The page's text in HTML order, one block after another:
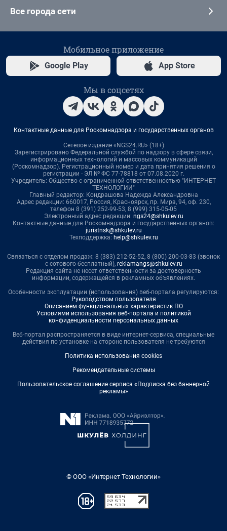
Все города сети
Мобильное приложение
Google Play App Store
Мы в соцсетях
Контактные данные для Роскомнадзора и государственных органов
Сетевое издание «NGS24.RU» (18+)
Зарегистрировано Федеральной службой по надзору в сфере связи,
информационных технологий и массовых коммуникаций
(Роскомнадзор). Регистрационный номер и дата принятия решения о
регистрации - ЭЛ № ФС 77-78818 от 07.08.2020 г.
Учредитель: Общество с ограниченной ответственностью "ИНТЕРНЕТ
ТЕХНОЛОГИИ"
Главный редактор: Кондрашова Надежда Александровна
Адрес редакции: 660017, Россия, Красноярск, пр. Мира, 94, оф. 230,
телефон 8 (391) 252-99-53, 8 (999) 315-05-05
Электронный адрес редакции: ngs24@shkulev.ru
Контактные данные для Роскомнадзора и государственных органов:
juristnsk@shkulev.ru
Техподдержка: help@shkulev.ru
Связаться с отделом продаж: 8 (383) 212-52-52, 8 (800) 200-03-83 (звонок
с сотового бесплатный), reklamangs@shkulev.ru
Редакция сайта не несет ответственности за достоверность
информации, содержащейся в рекламных объявлениях.
Особенности эксплуатации (использования) веб-портала регулируются:
Руководством пользователя
Описанием функциональных характеристик ПО
Условиями использования веб-портала и политикой
конфиденциальности персональных данных
Веб-портал распространяется в виде интернет-сервиса, специальные
действия по установке на стороне пользователя не требуются
Политика использования cookies
Рекомендательные системы
Пользовательское соглашение сервиса «Подписка без баннерной
рекламы»
© ООО «Интернет Технологии»